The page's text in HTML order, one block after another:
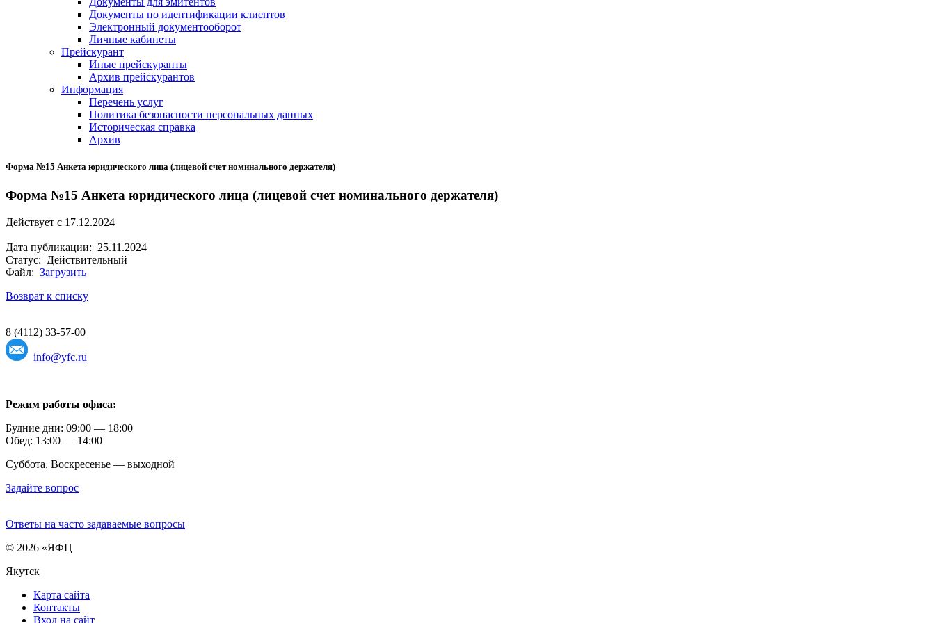
Документы по идентификации клиентов
Электронный документооборот
Личные кабинеты
Прейскурант
Иные прейскуранты
Архив прейскурантов
Информация
Перечень услуг
Политика безопасности персональных данных
Историческая справка
Архив
Форма №15 Анкета юридического лица (лицевой счет номинального держателя)
Форма №15 Анкета юридического лица (лицевой счет номинального держателя)
Действует с 17.12.2024
Дата публикации: 25.11.2024
Статус: Действительный
Файл: Загрузить
Возврат к списку
8 (4112) 33-57-00
info@yfc.ru
Режим работы офиса:
Будние дни: 09:00 — 18:00
Обед: 13:00 — 14:00
Суббота, Воскресенье — выходной
Задайте вопрос
Ответы на часто задаваемые вопросы
© 2026 «ЯФЦ
Якутск
Карта сайта
Контакты
Вход на сайт